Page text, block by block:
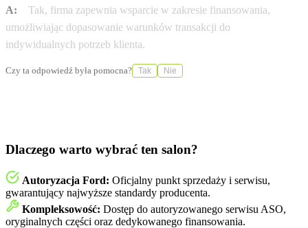
A:
Tak, firma zapewnia wsparcie w zakresie finansowania,
umożliwiając dopasowanie warunków transakcji do
indywidualnych potrzeb klienta.
Czy ta odpowiedź była pomocna? Tak Nie
Dlaczego warto wybrać ten salon?
Autoryzacja Ford: Oficjalny punkt sprzedaży i serwisu,
gwarantujący najwyższe standardy producenta.
Kompleksowość: Dostęp do autoryzowanego serwisu ASO,
oryginalnych części oraz dedykowanego finansowania.